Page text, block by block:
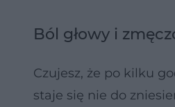
Ból głowy i
Czujesz, że po kilku
staje się nie do